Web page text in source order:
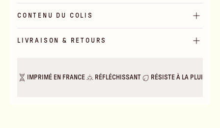
CONTENU DU COLIS
LIVRAISON & RETOURS
IMPRIMÉ EN FRANCE RÉFLÉCHISSANT RÉSISTE À LA PLUIE &